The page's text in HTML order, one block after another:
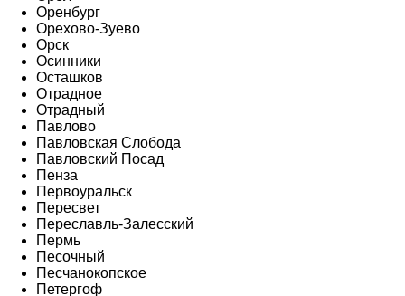
Оренбург
Орехово-Зуево
Орск
Осинники
Осташков
Отрадное
Отрадный
Павлово
Павловская Слобода
Павловский Посад
Пенза
Первоуральск
Пересвет
Переславль-Залесский
Пермь
Песочный
Песчанокопское
Петергоф